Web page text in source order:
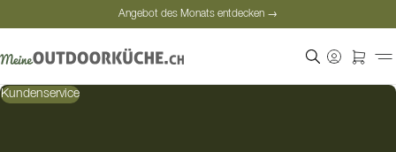
Angebot des Monats entdecken →
Kundenservice